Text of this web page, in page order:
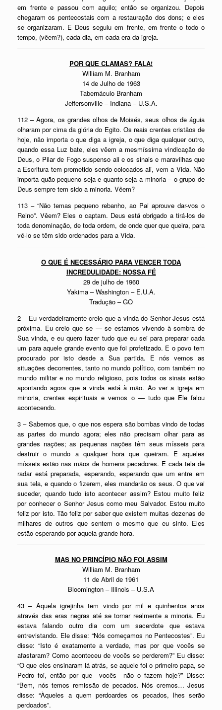
em frente e passou com aquilo; então se organizou. Depois
chegaram os pentecostais com a restauração dos dons; e eles
se organizaram. E Deus seguiu em frente, em frente o todo o
tempo, (vêem?), cada dia, em cada era da igreja.
POR QUE CLAMAS? FALA!
William M. Branham
14 de Julho de 1963
Tabernáculo Branham
Jeffersonville – Indiana – U.S.A.
112 – Agora, os grandes olhos de Moisés, seus olhos de águia
olharam por cima da glória do Egito. Os reais crentes cristãos de
hoje, não importa o que diga a igreja, o que diga qualquer outro,
quando essa Luz bate, eles vêem a mesmíssima vindicação de
Deus, o Pilar de Fogo suspenso ali e os sinais e maravilhas que
a Escritura tem prometido sendo colocados ali, vem a Vida. Não
importa quão pequeno seja e quanto seja a minoria – o grupo de
Deus sempre tem sido a minoria. Vêem?
113 – “Não temas pequeno rebanho, ao Pai aprouve dar-vos o
Reino”. Vêem? Eles o captam. Deus está obrigado a tirá-los de
toda denominação, de toda ordem, de onde quer que queira, para
vê-lo se têm sido ordenados para a Vida.
O QUE É NECESSÁRIO PARA VENCER TODA
INCREDULIDADE: NOSSA FÉ
29 de julho de 1960
Yakima – Washington – E.U.A.
Tradução – GO
2 – Eu verdadeiramente creio que a vinda do Senhor Jesus está
próxima. Eu creio que se — se estamos vivendo à sombra de
Sua vinda, e eu quero fazer tudo que eu sei para preparar cada
um para aquele grande evento que foi profetizado. E o povo tem
procurado por isto desde a Sua partida. E nós vemos as
situações decorrentes, tanto no mundo político, com também no
mundo militar e no mundo religioso, pois todos os sinais estão
apontando agora que a vinda está à mão. Ao ver a igreja em
minoria, crentes espirituais e vemos o — tudo que Ele falou
acontecendo.
3 – Sabemos que, o que nos espera são bombas vindo de todas
as partes do mundo agora; eles não precisam olhar para as
grandes nações; as pequenas nações têm seus mísseis para
destruir o mundo a qualquer hora que queiram. E aqueles
mísseis estão nas mãos de homens pecadores. E cada tela de
radar está preparada, esperando, esperando que um entre em
sua tela, e quando o fizerem, eles mandarão os seus. O que vai
suceder, quando tudo isto acontecer assim? Estou muito feliz
por conhecer o Senhor Jesus como meu Salvador. Estou muito
feliz por isto. Tão feliz por saber que existem muitas dezenas de
milhares de outros que sentem o mesmo que eu sinto. Eles
estão esperando por aquela grande hora.
MAS NO PRINCÍPIO NÃO FOI ASSIM
William M. Branham
11 de Abril de 1961
Bloomington – Illinois – U.S.A
43 – Aquela igrejinha tem vindo por mil e quinhentos anos
através das eras negras até se tornar realmente a minoria. Eu
estava falando outro dia com um sacerdote que estava
entrevistando. Ele disse: “Nós começamos no Pentecostes”. Eu
disse: “Isto é exatamente a verdade, mas por que vocês se
afastaram? Como aconteceu de vocês se perderem?” Eu disse:
“O que eles ensinaram lá atrás, se aquele foi o primeiro papa, se
Pedro foi, então por que vocês não o fazem hoje?” Disse:
“Bem, nós temos remissão de pecados. Nós cremos… Jesus
disse: “Àqueles a quem perdoardes os pecados, lhes serão
perdoados”.